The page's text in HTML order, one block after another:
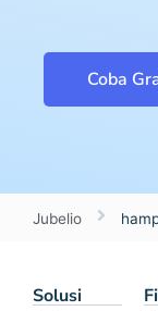
Coba
Jubelio
Solusi